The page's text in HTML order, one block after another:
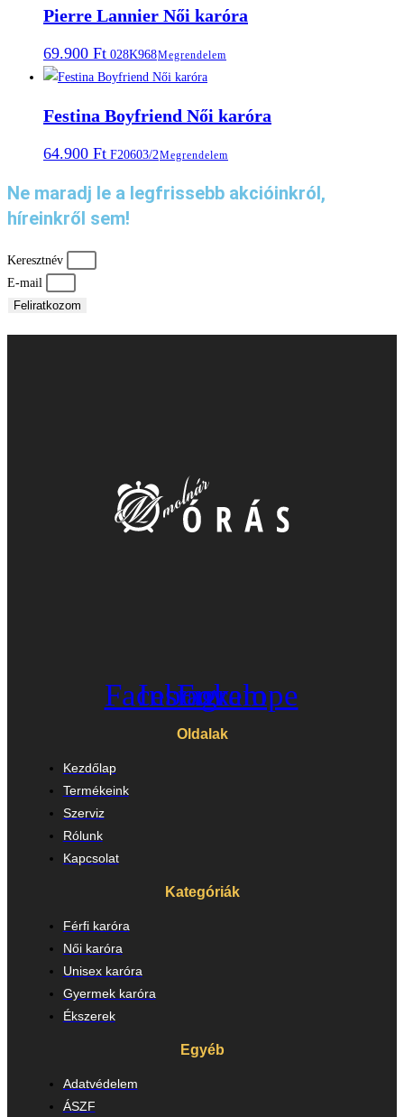
Pierre Lannier Női karóra
69.900 Ft 028K968Megrendelem
Festina Boyfriend Női karóra
64.900 Ft F20603/2Megrendelem
Ne maradj le a legfrissebb akcióinkról,
híreinkről sem!
Keresztnév
E-mail
Feliratkozom
Facebook
Instagram
Envelope
Oldalak
Kezdőlap
Termékeink
Szerviz
Rólunk
Kapcsolat
Kategóriák
Férfi karóra
Női karóra
Unisex karóra
Gyermek karóra
Ékszerek
Egyéb
Adatvédelem
ÁSZF